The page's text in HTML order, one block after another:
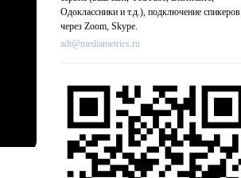
Одоклассники и т.д.), подключение спикеров
через Zoom, Skype.
adt@mediametrics.ru